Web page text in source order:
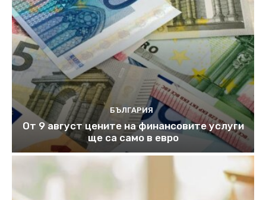
БЪЛГАРИЯ
От 9 август цените на финансовите услуги
ще са само в евро